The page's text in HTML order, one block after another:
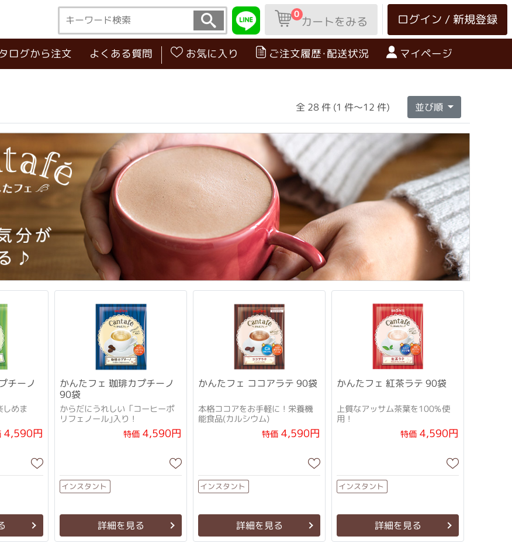
ログイン / 新規登録
0カートをみる
ログから注文 よくある質問 お気に入り ご注文履歴･配送状況 マイページ
全 28 件 (1 件～12 件) 並び順
チーノ
しめま
4,590円
かんたフェ 珈琲カプチーノ
90袋
からだにうれしい「コーヒーポ
リフェノール｣入り！
特価 4,590円
インスタント
詳細を見る
かんたフェ ココアラテ 90袋
本格ココアをお手軽に！栄養機
能食品(カルシウム)
特価 4,590円
インスタント
詳細を見る
かんたフェ 紅茶ラテ 90袋
上質なアッサム茶葉を100%使
用！
特価 4,590円
インスタント
詳細を見る